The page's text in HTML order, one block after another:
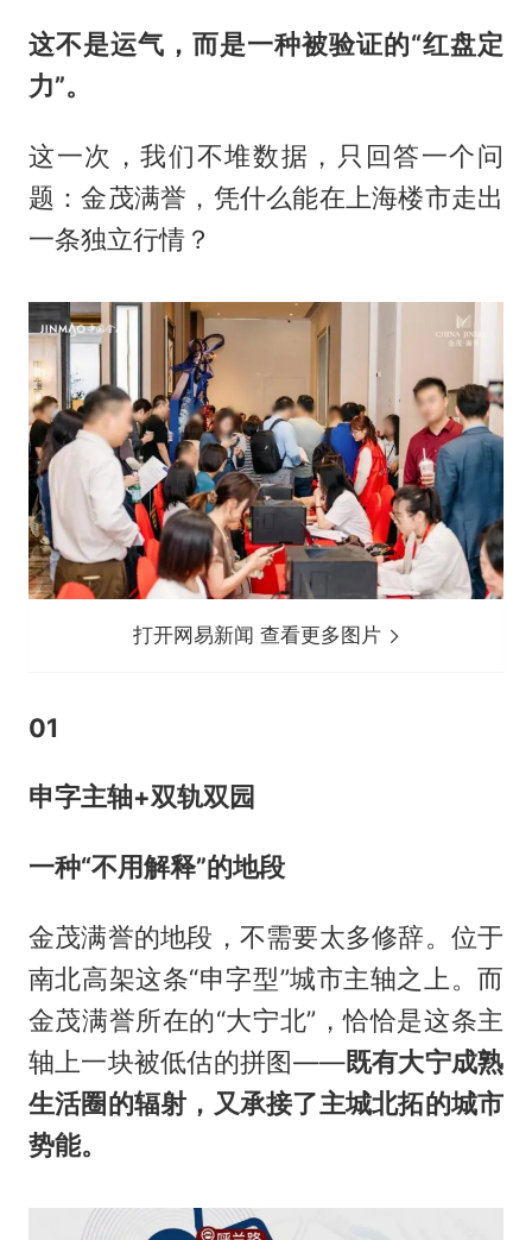
这不是运气， 而是一种被验证的“红盘定
力”。
这一次，我们不堆数据，只回答一个问
题：金茂满誉，凭什么能在上海楼市走出
一条独立行情？
打开网易新闻 查看更多图片
01
申字主轴+双轨双园
一种“不用解释”的地段
金茂满誉的地段，不需要太多修辞。位于
南北高架这条“申字型”城市主轴之上。而
金茂满誉所在的“大宁北”，恰恰是这条主
轴上一块被低估的拼图——既有大宁成熟
生活圈的辐射，又承接了主城北拓的城市
势能。